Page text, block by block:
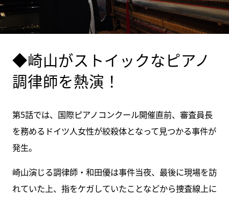
◆崎山がストイックなピアノ
調律師を熱演！
第5話では、国際ピアノコンクール開催直前、審査員長
を務めるドイツ人女性が絞殺体となって見つかる事件が
発生。
崎山演じる調律師・和田優は事件当夜、最後に現場を訪
れていた上、指をケガしていたことなどから捜査線上に